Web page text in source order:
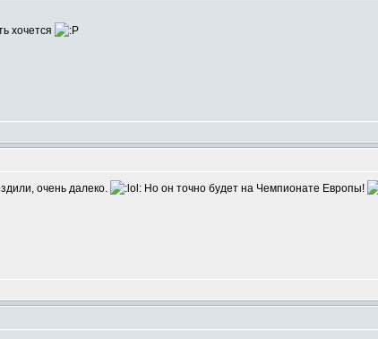
хочется
очень далеко. Но он точно будет на Чемпионате Европы!